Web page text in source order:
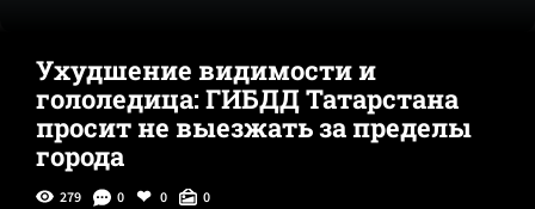
Ухудшение видимости и
гололедица: ГИБДД Татарстана
просит не выезжать за пределы
города
279 0 0 0